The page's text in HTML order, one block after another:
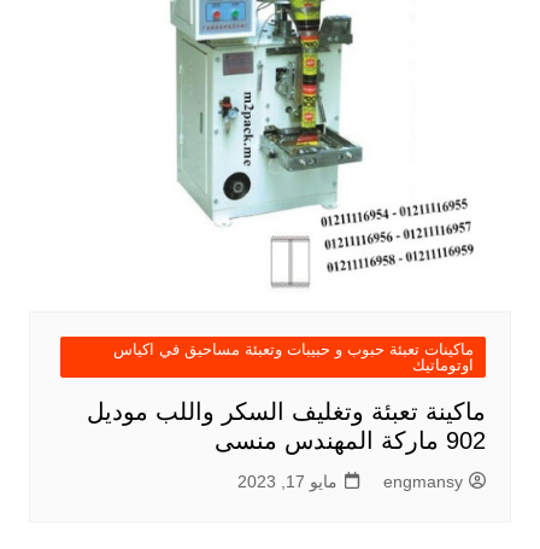
ماكينات تعبئة حبوب و حبيبات وتعبئة مساحيق في اكياس
اوتوماتيك
ماكينة تعبئة وتغليف السكر واللب موديل
902 ماركة المهندس منسى
engmansy مايو 17, 2023